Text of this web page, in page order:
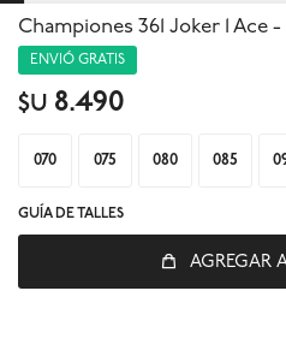
Championes 361 Joker 1 Ace
ENVIÓ GRATIS
$U 8.490
070 075 080 085
GUÍA DE TALLES
AGREGAR